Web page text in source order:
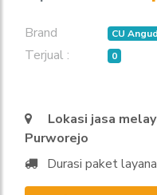
Brand CU
Terjual : 0
Lokasi jasa
Purworejo
Durasi paket